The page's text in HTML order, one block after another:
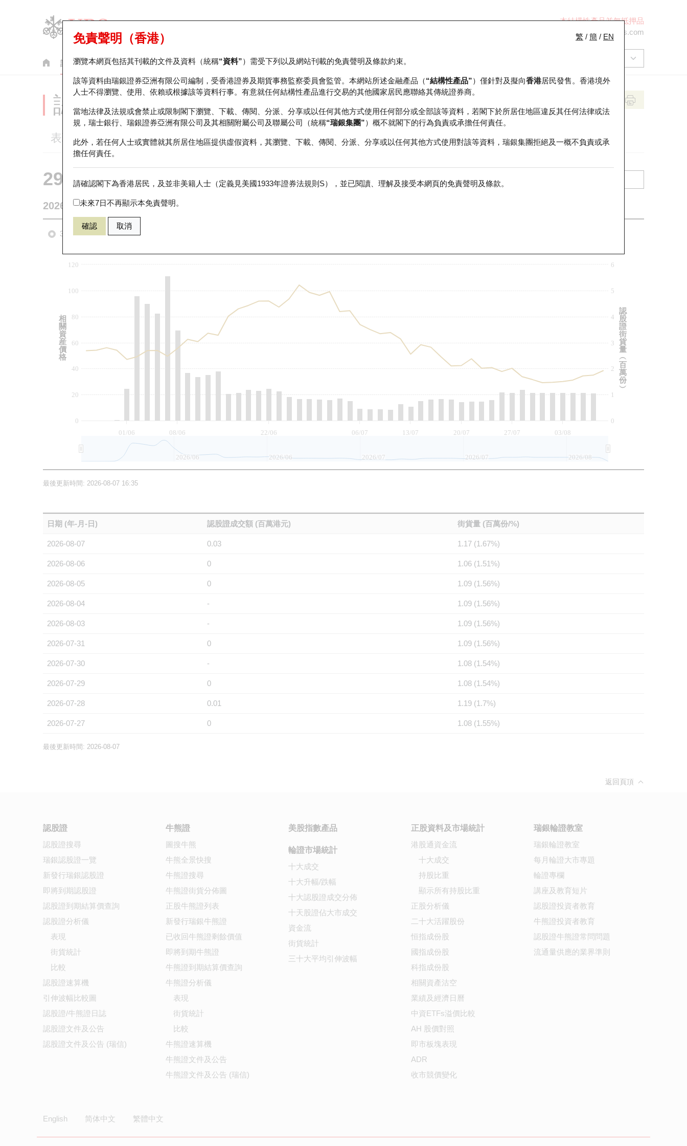
本結構性產品並無抵押品
ol-hkwarrants@ubs.com
認股證 牛熊證 美股指數產品 輪證市場統計 正股資料及市場統計 瑞銀輪證教室
繁 / 簡 / EN
免責聲明（香港）
瀏覽本網頁包括其刊載的文件及資料（統稱“資料”）需受下列以及網站刊載的免責聲明及條款約束。
該等資料由瑞銀證券亞洲有限公司編制，受香港證券及期貨事務監察委員會監管。本網站所述金融產品（“結構性產品”）僅針對及擬向香港居民發售。香港境外
人士不得瀏覽、使用、依賴或根據該等資料行事。有意就任何結構性產品進行交易的其他國家居民應聯絡其傳統證券商。
當地法律及法規或會禁止或限制閣下瀏覽、下載、傳閱、分派、分享或以任何其他方式使用任何部分或全部該等資料，若閣下於所居住地區違反其任何法律或法
規，瑞士銀行、瑞銀證券亞洲有限公司及其相關附屬公司及聯屬公司（統稱“瑞銀集團”）概不就閣下的行為負責或承擔任何責任。
此外，若任何人士或實體就其所居住地區提供虛假資料，其瀏覽、下載、傳閱、分派、分享或以任何其他方式使用對該等資料，瑞銀集團拒絕及一概不負責或承
擔任何責任。
請確認閣下為香港居民，及並非美籍人士（定義見美國1933年證券法規則S），並已閱讀、理解及接受本網頁的免責聲明及條款。
未來7日不再顯示本免責聲明。
確認 取消
認股證分析儀
表現 街貨統計 比較
29594 瑞銀認購 1888 建滔積層板
2026-08-07 相關資產價格 38.36
3個月 6個月
01/06 08/06 22/06 06/07 13/07 20/07 27/07 03/08
0
1
2
3
4
5
6
0
20
40
60
80
100
120
2026/06 2026/06 2026/07 2026/07 2026/08
認
股
證
街
貨
量
︵
百
萬
份
︶
相
關
資
産
價
格
最後更新時間: 2026-08-07 16:35
日期 (年-月-日) 認股證成交額 (百萬港元) 街貨量 (百萬份/%)
2026-08-07 0.03 1.17 (1.67%)
2026-08-06 0 1.06 (1.51%)
2026-08-05 0 1.09 (1.56%)
2026-08-04 - 1.09 (1.56%)
2026-08-03 - 1.09 (1.56%)
2026-07-31 0 1.09 (1.56%)
2026-07-30 - 1.08 (1.54%)
2026-07-29 0 1.08 (1.54%)
2026-07-28 0.01 1.19 (1.7%)
2026-07-27 0 1.08 (1.55%)
最後更新時間: 2026-08-07
返回頁頂
認股證
認股證搜尋
瑞銀認股證一覽
新發行瑞銀認股證
即將到期認股證
認股證到期結算價查詢
認股證分析儀
表現
街貨統計
比較
認股證速算機
引伸波幅比較圖
認股證/牛熊證日誌
認股證文件及公告
認股證文件及公告 (瑞信)
牛熊證
圖搜牛熊
牛熊全景快搜
牛熊證搜尋
牛熊證街貨分佈圖
正股牛熊證列表
新發行瑞銀牛熊證
已收回牛熊證剩餘價值
即將到期牛熊證
牛熊證到期結算價查詢
牛熊證分析儀
表現
街貨統計
比較
牛熊證速算機
牛熊證文件及公告
牛熊證文件及公告 (瑞信)
美股指數產品
輪證市場統計
十大成交
十大升幅/跌幅
十大認股證成交分佈
十天股證佔大市成交
資金流
街貨統計
三十大平均引伸波幅
正股資料及市場統計
港股通資金流
十大成交
持股比重
顯示所有持股比重
正股分析儀
二十大活躍股份
恒指成份股
國指成份股
科指成份股
相關資產沽空
業績及經濟日曆
中資ETFs溢價比較
AH 股價對照
即市板塊表現
ADR
收市競價變化
瑞銀輪證教室
瑞銀輪證教室
每月輪證大市專題
輪證專欄
講座及教育短片
認股證投資者教育
牛熊證投資者教育
認股證牛熊證常問問題
流通量供應的業界準則
English 简体中文 繁體中文